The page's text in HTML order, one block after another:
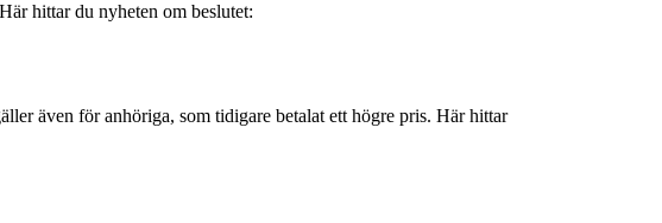
hittar du nyheten om beslutet:
även för anhöriga, som tidigare betalat ett högre pris. Här hittar